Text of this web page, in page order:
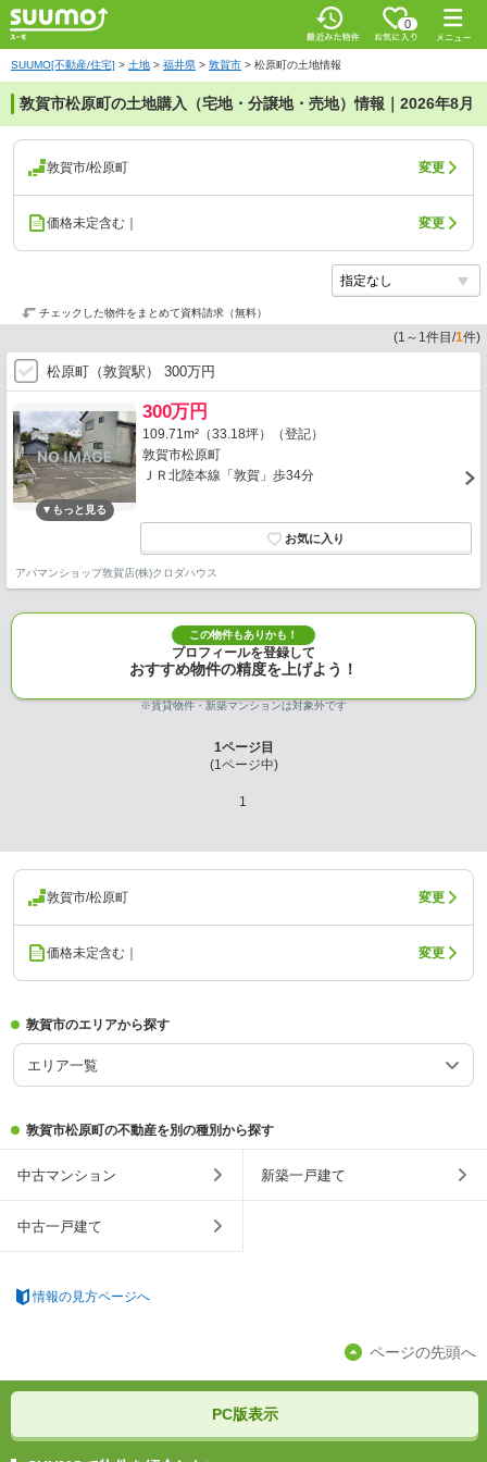
0
SUUMO[不動産/住宅] > 土地 > 福井県 > 敦賀市 > 松原町の土地情報
敦賀市松原町の土地購入（宅地・分譲地・売地）情報｜2026年8月
敦賀市/松原町 変更
価格未定含む｜ 変更
チェックした物件をまとめて資料請求（無料）
(1 ～ 1件目/1件)
松原町（敦賀駅） 300万円
300万円
109.71m²（33.18坪）（登記）
敦賀市松原町
ＪＲ北陸本線「敦賀」歩34分
アパマンショップ敦賀店(株)クロダハウス
この物件もありかも！
プロフィールを登録して
おすすめ物件の精度を上げよう！
※賃貸物件・新築マンションは対象外です
1ページ目
(1ページ中)
1
敦賀市/松原町 変更
価格未定含む｜ 変更
敦賀市のエリアから探す
エリア一覧
敦賀市松原町の不動産を別の種別から探す
中古マンション 新築一戸建て
中古一戸建て
情報の見方ページへ
ページの先頭へ
PC版表示